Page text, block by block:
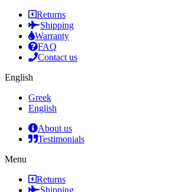
Returns
Shipping
Warranty
FAQ
Contact us
English
Greek
English
About us
Testimonials
Menu
Returns
Shipping